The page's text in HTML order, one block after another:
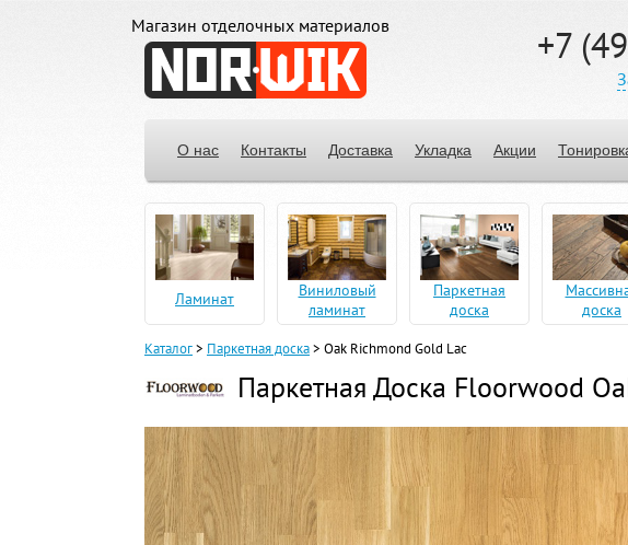
Магазин отделочных материалов +7
О нас Контакты Доставка Укладка Акции
Ламинат
Виниловый
ламинат
Паркетная
доска
доска
Каталог> Паркетная доска> Oak Richmond Gold Lac
Паркетная Доска Floorwood